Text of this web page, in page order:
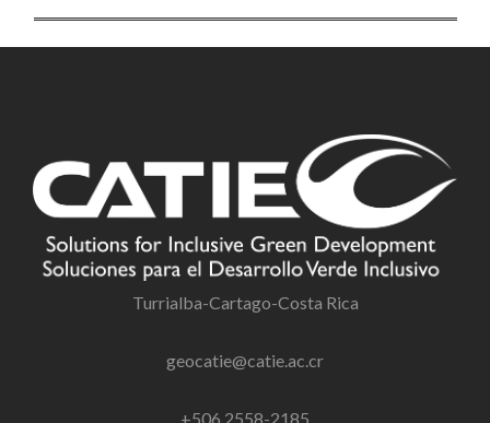
Turrialba-Cartago-Costa Rica
geocatie@catie.ac.cr
+506 2558-2185